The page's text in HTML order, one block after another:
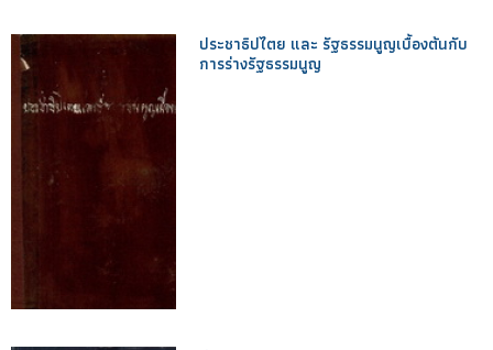
ประชาธิปไตย และ รัฐธรรมนูญเบื้องต้นกับ
การร่างรัฐธรรมนูญ